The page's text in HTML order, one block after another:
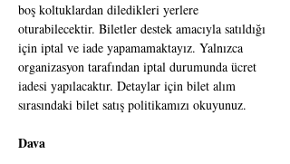
boş koltuklardan diledikleri yerlere
oturabilecektir. Biletler destek amacıyla satıldığı
için iptal ve iade yapamamaktayız. Yalnızca
organizasyon tarafından iptal durumunda ücret
iadesi yapılacaktır. Detaylar için bilet alım
sırasındaki bilet satış politikamızı okuyunuz.
Dava